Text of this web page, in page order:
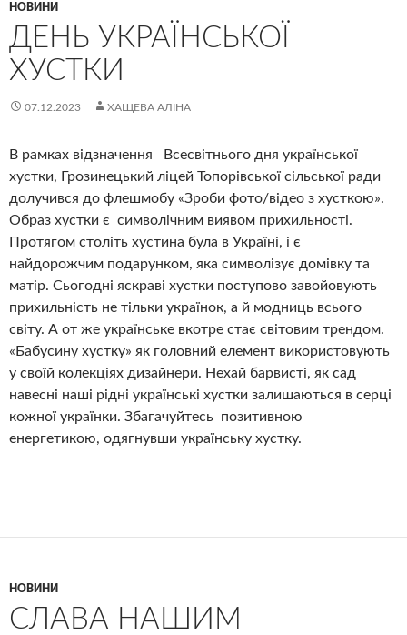
НОВИНИ
ДЕНЬ УКРАЇНСЬКОЇ
ХУСТКИ
07.12.2023 ХАЩЕВА АЛІНА
В рамках відзначення Всесвітнього дня української
хустки, Грозинецький ліцей Топорівської сільської ради
долучився до флешмобу «Зроби фото/відео з хусткою».
Образ хустки є символічним виявом прихильності.
Протягом століть хустина була в Україні, і є
найдорожчим подарунком, яка символізує домівку та
матір. Сьогодні яскраві хустки поступово завойовують
прихильність не тільки українок, а й модниць всього
світу. А от же українське вкотре стає світовим трендом.
«Бабусину хустку» як головний елемент використовують
у своїй колекціях дизайнери. Нехай барвисті, як сад
навесні наші рідні українські хустки залишаються в серці
кожної українки. Збагачуйтесь позитивною
енергетикою, одягнувши українську хустку.
НОВИНИ
СЛАВА НАШИМ